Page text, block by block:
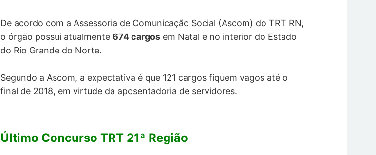
De acordo com a Assessoria de Comunicação Social (Ascom) do TRT RN,
o órgão possui atualmente674 cargos em Natal e no interior do Estado
do Rio Grande do Norte.
Segundo a Ascom, a expectativa é que 121 cargos fiquem vagos até o
final de 2018, em virtude da aposentadoria de servidores.
Último Concurso TRT 21ª Região